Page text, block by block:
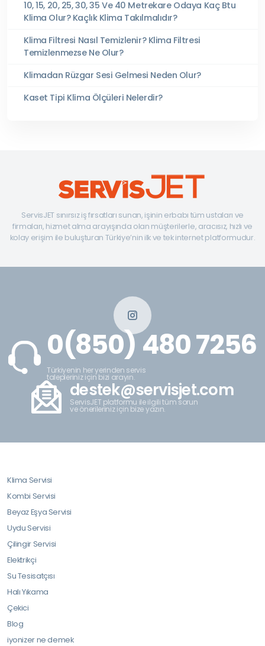
10, 15, 20, 25, 30, 35 Ve 40 Metrekare Odaya Kaç Btu
Klima Olur? Kaçlık Klima Takılmalıdır?
Klima Filtresi Nasıl Temizlenir? Klima Filtresi
Temizlenmezse Ne Olur?
Klimadan Rüzgar Sesi Gelmesi Neden Olur?
Kaset Tipi Klima Ölçüleri Nelerdir?
ServisJET sınırsız iş fırsatları sunan, işinin erbabı tüm ustaları ve
firmaları, hizmet alma arayışında olan müşterilerle, aracısız, hızlı ve
kolay erişim ile buluşturan Türkiye’nin ilk ve tek internet platformudur.
0(850) 480 7256
Türkiyenin her yerinden servis
talepleriniz için bizi arayın.
destek@servisjet.com
ServisJET platformu ile ilgili tüm sorun
ve önerileriniz için bize yazın.
Klima Servisi
Kombi Servisi
Beyaz Eşya Servisi
Uydu Servisi
Çilingir Servisi
Elektrikçi
Su Tesisatçısı
Halı Yıkama
Çekici
Blog
iyonizer ne demek